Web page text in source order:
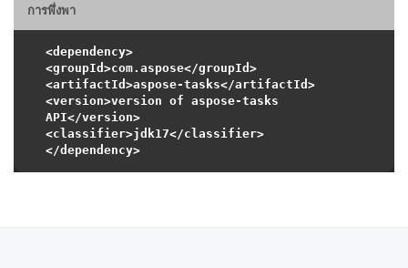
การพึ่งพา
<dependency>
<groupId>com.aspose</groupId>
<artifactId>aspose-tasks</artifactId>
<version>version of aspose-tasks
API</version>
<classifier>jdk17</classifier>